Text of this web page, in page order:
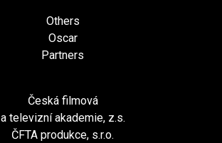
Others
Oscar
Partners
Česká filmová
a televizní akademie, z.s.
ČFTA produkce, s.r.o.